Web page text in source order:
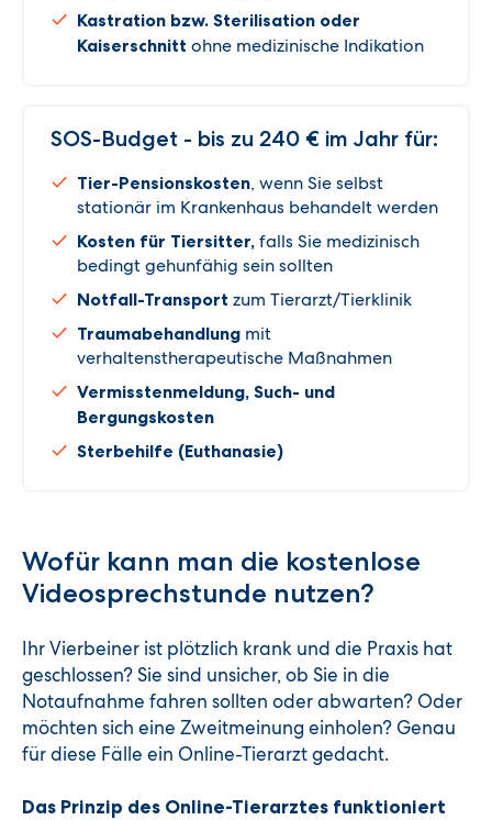
Kastration bzw. Sterilisation oder
Kaiserschnitt ohne medizinische Indikation
SOS-Budget - bis zu 240 € im Jahr für:
Tier-Pensionskosten, wenn Sie selbst
stationär im Krankenhaus behandelt werden
Kosten für Tiersitter, falls Sie medizinisch
bedingt gehunfähig sein sollten
Notfall-Transport zum Tierarzt/Tierklinik
Traumabehandlung mit
verhaltenstherapeutische Maßnahmen
Vermisstenmeldung, Such- und
Bergungskosten
Sterbehilfe (Euthanasie)
Wofür kann man die kostenlose
Videosprechstunde nutzen?
Ihr Vierbeiner ist plötzlich krank und die Praxis hat
geschlossen? Sie sind unsicher, ob Sie in die
Notaufnahme fahren sollten oder abwarten? Oder
möchten sich eine Zweitmeinung einholen? Genau
für diese Fälle ein Online-Tierarzt gedacht.
Das Prinzip des Online-Tierarztes funktioniert